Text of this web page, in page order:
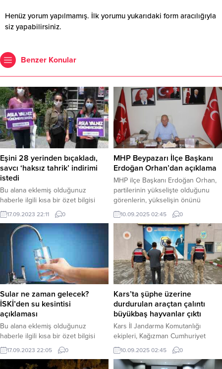
Henüz yorum yapılmamış. İlk yorumu yukarıdaki form aracılığıyla
siz yapabilirsiniz.
Benzer Konular
Eşini 28 yerinden bıçakladı,
savcı ‘haksız tahrik’ indirimi
istedi
Bu alana eklemiş olduğunuz
haberle ilgili kısa bir özet bilgisi
ekleyebilirsiniz. Bu metin yazı
düzenleme sayfasında “Özet”
bölümünden eklenebilir. Özet
eklenmişse başlık altında kalın
olarak bu şekilde gösterilir,
eklenmemişse bu alan boş kalır.
17.09.2023 22:11 0
MHP Beypazarı İlçe Başkanı
Erdoğan Orhan’dan açıklama
MHP ilçe Başkanı Erdoğan Orhan,
partilerinin yükselişte olduğunu
görenlerin, yükselişin önünü
kesmek ve karalamak üzere oyun
peşinde olduklarını bildirdi.
10.09.2025 02:45 0
Sular ne zaman gelecek?
İSKİ’den su kesintisi
açıklaması
Bu alana eklemiş olduğunuz
haberle ilgili kısa bir özet bilgisi
ekleyebilirsiniz. Bu metin yazı
düzenleme sayfasında “Özet”
bölümünden eklenebilir. Özet
17.09.2023 22:05 0
Kars’ta şüphe üzerine
durdurulan araçtan çalıntı
büyükbaş hayvanlar çıktı
Kars İl Jandarma Komutanlığı
ekipleri, Kağızman Cumhuriyet
Başsavcılığı koordinesinde
yürütülen titiz çalışmalar
neticesinde, Kağızman ilçesi
10.09.2025 02:45 0